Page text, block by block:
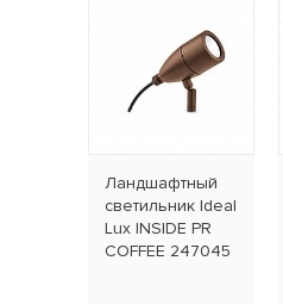
Ландшафтный
светильник Ideal
Lux INSIDE PR
COFFEE 247045